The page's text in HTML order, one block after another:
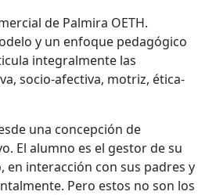
de Palmira OETH.
y un enfoque pedagógico
integralmente las
socio-afectiva, motriz, ética-
una concepción de
El alumno es el gestor de su
interacción con sus padres y
Pero estos no son los